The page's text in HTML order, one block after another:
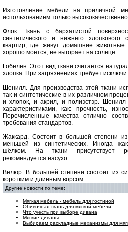
Изготовление мебели на приличной
использованием только
Флок. Ткань с бархатистой
синтетического и нижнего
квартир, где живут домашние животные.
хорошо моется, не выгорает на солнце.
Гобелен. Этот вид ткани считается
хлопка. При загрязнениях требует
Шенилл. Для производства этой ткани
так и синтетические в их различном
и хлопок, и акрил, и полиэстэр. Шенилл
характеристиками, как: прочность,
Перечисленные качества отлично
требования стандартов.
Жаккард. Состоит в большей степени
меньшей из синтетических. Иногда
шёлком. На ткани присутствует
рекомендуется насухо.
Велюр. В большей степени состоит из
коротким и длинным ворсом.
Другие новости по теме:
Мягкая мебель - мебель для гостиной
Обивочная ткань для мягкой мебели
Что учесть при выборе дивана
Мягкие диваны
Выбираем раскладные механизмы для